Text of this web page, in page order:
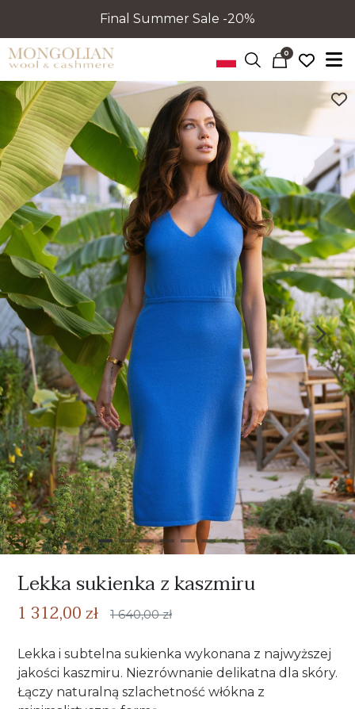
Final Summer Sale -20%
0
Poprzedni
Lekka sukienka z kaszmiru
1 312,00 zł 1 640,00 zł
Lekka i subtelna sukienka wykonana z najwyższej
jakości kaszmiru. Niezrównanie delikatna dla skóry.
Łączy naturalną szlachetność włókna z